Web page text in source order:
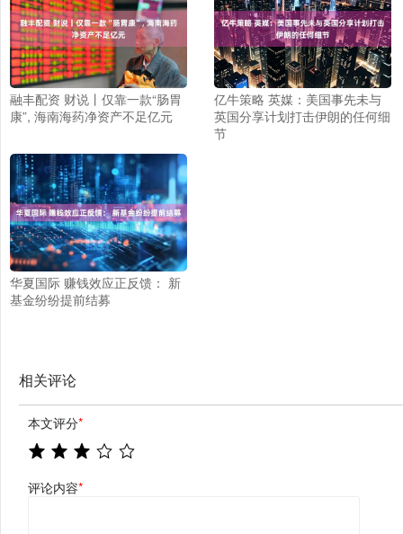
融丰配资 财说丨仅靠一款“肠胃
康”, 海南海药净资产不足亿元
亿牛策略 英媒：美国事先未与
英国分享计划打击伊朗的任何细
节
华夏国际 赚钱效应正反馈： 新
基金纷纷提前结募
相关评论
本文评分*
评论内容*